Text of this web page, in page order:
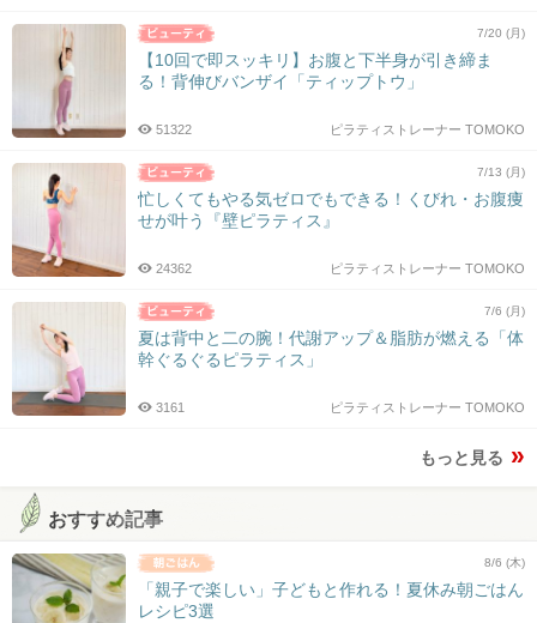
7/20 (月)
【10回で即スッキリ】お腹と下半身が引き締ま
る！背伸びバンザイ「ティップトウ」
ピラティストレーナー TOMOKO
51322
7/13 (月)
忙しくてもやる気ゼロでもできる！くびれ・お腹痩
せが叶う『壁ピラティス』
ピラティストレーナー TOMOKO
24362
7/6 (月)
夏は背中と二の腕！代謝アップ＆脂肪が燃える「体
幹ぐるぐるピラティス」
ピラティストレーナー TOMOKO
3161
もっと見る
おすすめ記事
8/6 (木)
「親子で楽しい」子どもと作れる！夏休み朝ごはん
レシピ3選